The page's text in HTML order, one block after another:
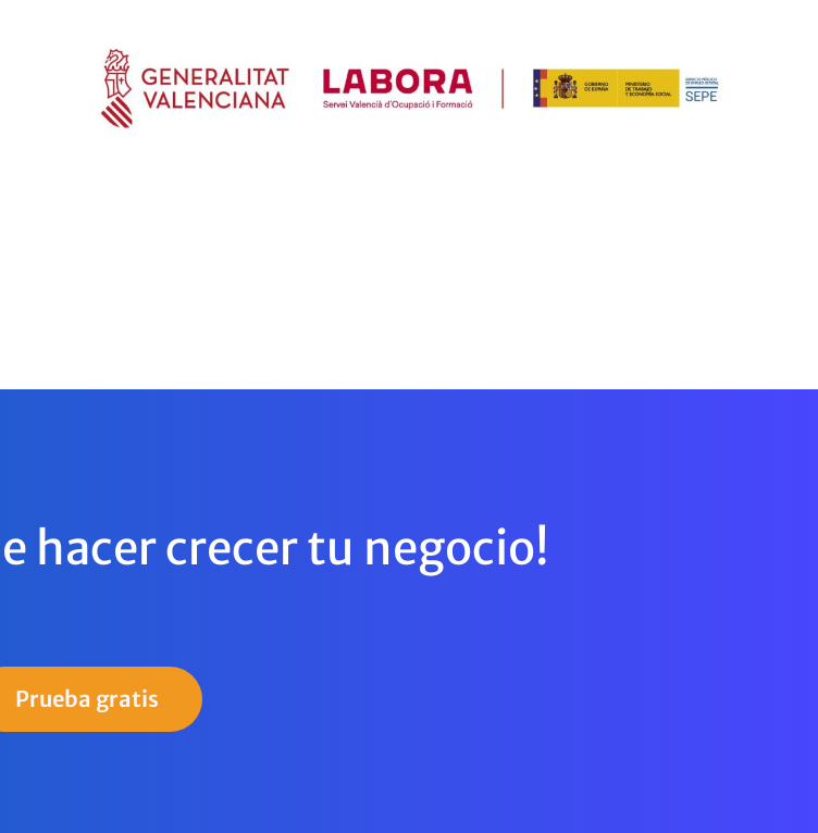
hacer crecer tu negocio!
Prueba gratis